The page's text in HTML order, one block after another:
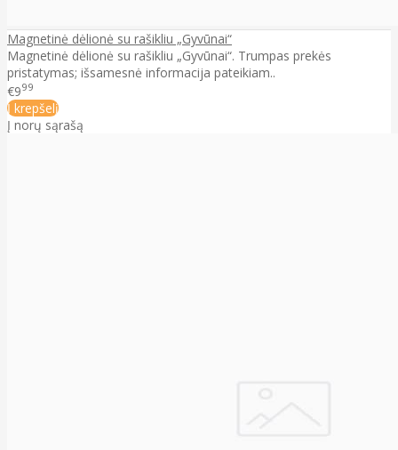
Magnetinė dėlionė su rašikliu „Gyvūnai“
Magnetinė dėlionė su rašikliu „Gyvūnai“. Trumpas prekės
pristatymas; išsamesnė informacija pateikiam..
€999
Į krepšelį
Į norų sąrašą